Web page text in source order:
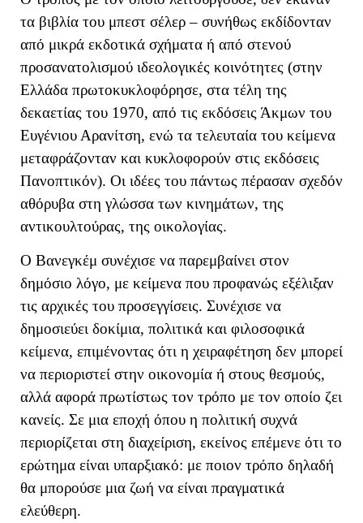
τα βιβλία του μπεστ σέλερ – συνήθως εκδίδονταν
από μικρά εκδοτικά σχήματα ή από στενού
προσανατολισμού ιδεολογικές κοινότητες (στην
Ελλάδα πρωτοκυκλοφόρησε, στα τέλη της
δεκαετίας του 1970, από τις εκδόσεις Άκμων του
Ευγένιου Αρανίτση, ενώ τα τελευταία του κείμενα
μεταφράζονταν και κυκλοφορούν στις εκδόσεις
Πανοπτικόν). Οι ιδέες του πάντως πέρασαν σχεδόν
αθόρυβα στη γλώσσα των κινημάτων, της
αντικουλτούρας, της οικολογίας.
Ο Βανεγκέμ συνέχισε να παρεμβαίνει στον
δημόσιο λόγο, με κείμενα που προφανώς εξέλιξαν
τις αρχικές του προσεγγίσεις. Συνέχισε να
δημοσιεύει δοκίμια, πολιτικά και φιλοσοφικά
κείμενα, επιμένοντας ότι η χειραφέτηση δεν μπορεί
να περιοριστεί στην οικονομία ή στους θεσμούς,
αλλά αφορά πρωτίστως τον τρόπο με τον οποίο ζει
κανείς. Σε μια εποχή όπου η πολιτική συχνά
περιορίζεται στη διαχείριση, εκείνος επέμενε ότι το
ερώτημα είναι υπαρξιακό: με ποιον τρόπο δηλαδή
θα μπορούσε μια ζωή να είναι πραγματικά
ελεύθερη.